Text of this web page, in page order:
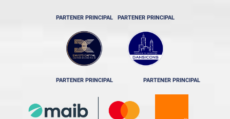
PARTENER PRINCIPAL PARTENER PRINCIPAL
PARTENER PRINCIPAL PARTENER PRINCIPAL